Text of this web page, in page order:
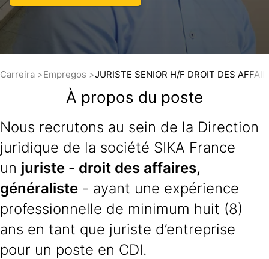
Carreira Empregos JURISTE SENIOR H/F DROIT DES
À propos du poste
Nous recrutons au sein de la Direction
juridique de la société SIKA France
un juriste - droit des affaires,
généraliste - ayant une expérience
professionnelle de minimum huit (8)
ans en tant que juriste d’entreprise
pour un poste en CDI.